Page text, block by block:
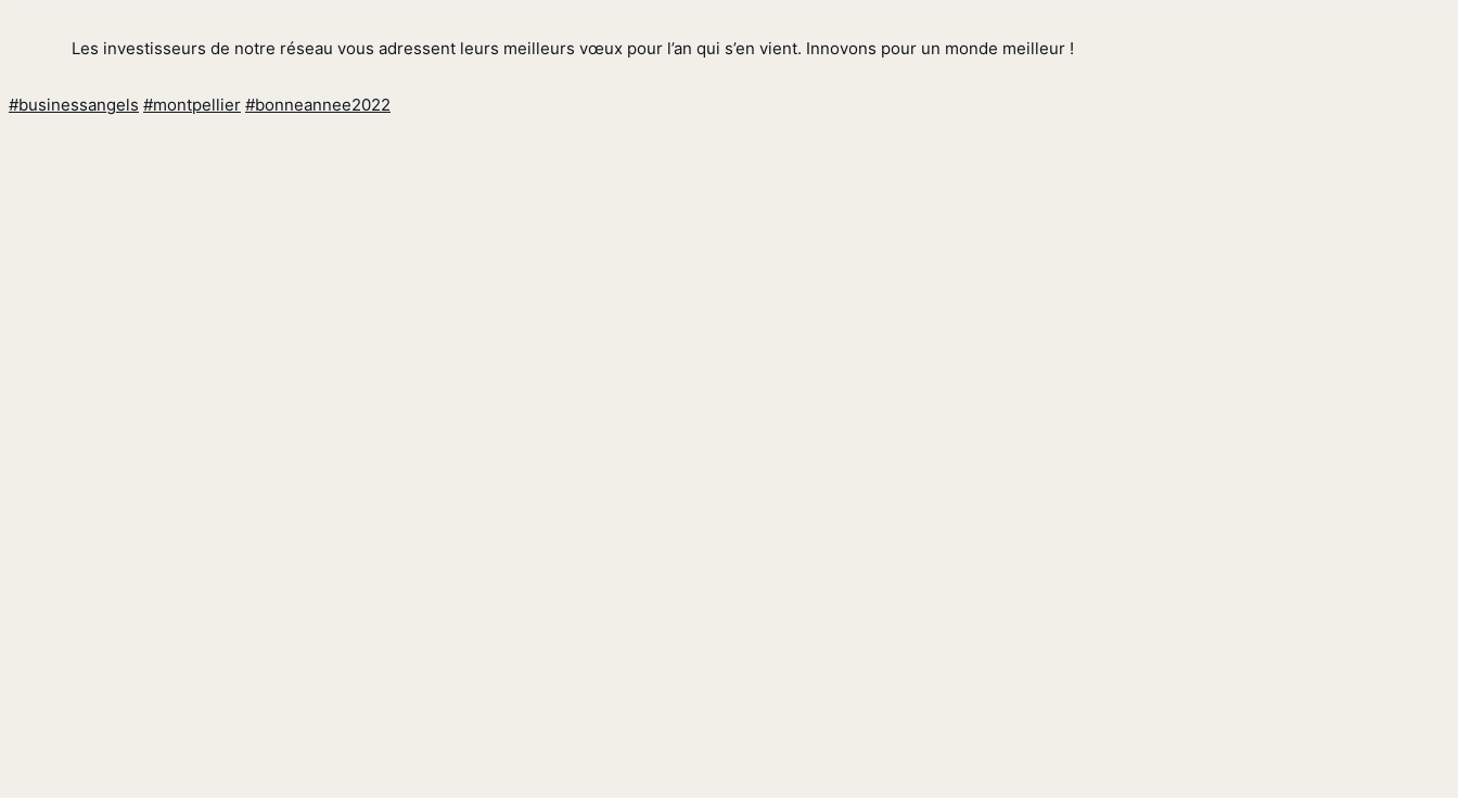
Les investisseurs de notre réseau vous adressent leurs meilleurs vœux pour l’an qui s’en vient. Innovons pour un monde meilleur !
#businessangels #montpellier #bonneannee2022